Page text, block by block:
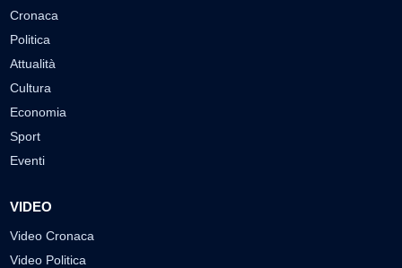
Cronaca
Politica
Attualità
Cultura
Economia
Sport
Eventi
VIDEO
Video Cronaca
Video Politica